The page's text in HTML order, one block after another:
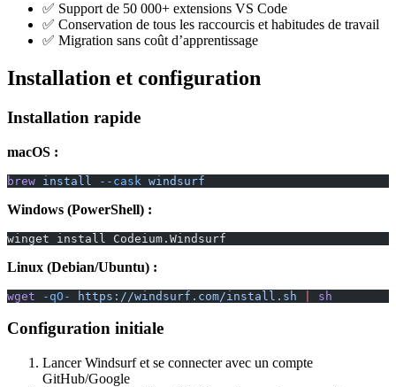
✅ Support de 50 000+ extensions VS Code
✅ Conservation de tous les raccourcis et habitudes de travail
✅ Migration sans coût d’apprentissage
Installation et configuration
Installation rapide
macOS :
brew install --cask windsurf
Windows (PowerShell) :
winget install Codeium.Windsurf
Linux (Debian/Ubuntu) :
wget -qO- https://windsurf.com/install.sh sh
Configuration initiale
Lancer Windsurf et se connecter avec un compte
GitHub/Google